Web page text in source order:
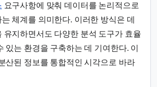
요구사항에 맞춰 데이터를 논리적으로
체계를 의미한다. 이러한 방식은 데
유지하면서도 다양한 분석 도구가 효율
있는 환경을 구축하는 데 기여한다. 이
산된 정보를 통합적인 시각으로 바라